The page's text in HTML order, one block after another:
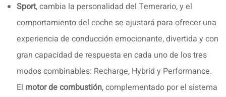
Sport, cambia la personalidad del Temerario, y el
comportamiento del coche se ajustará para ofrecer una
experiencia de conducción emocionante, divertida y con
gran capacidad de respuesta en cada uno de los tres
modos combinables: Recharge, Hybrid y Performance.
El motor de combustión, complementado por el sistema